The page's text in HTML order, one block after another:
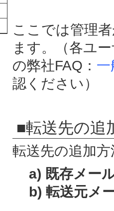
ここでは管理
ます。（各ユ
の弊社FAQ：
認ください）
■転送先の追
転送先の追加
a) 既存メー
b) 転送元メ